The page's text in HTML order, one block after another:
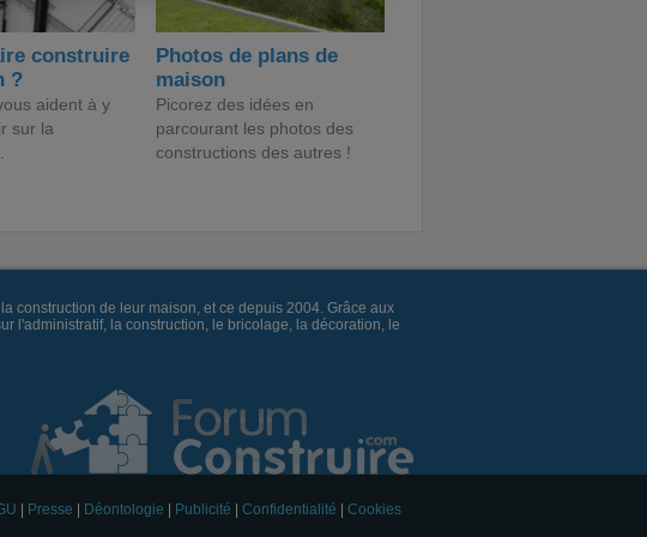
construire
?
aident à y
sur la
Photos de plans de
maison
Picorez des idées en
parcourant les photos des
constructions des autres !
construction de leur maison, et ce depuis 2004. Grâce aux
l'administratif, la construction, le bricolage, la décoration, le
Presse Déontologie Publicité Confidentialité
Cookies